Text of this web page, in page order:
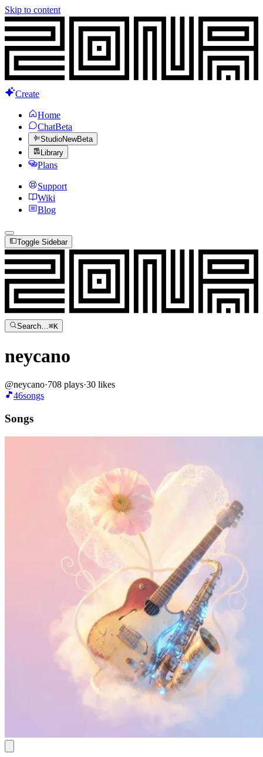
Skip to content
Create
Home
ChatBeta
StudioNewBeta
Library
Plans
Support
Wiki
Blog
Toggle Sidebar
Search…⌘K
neycano
@neycano·708 plays·30 likes
46songs
Songs